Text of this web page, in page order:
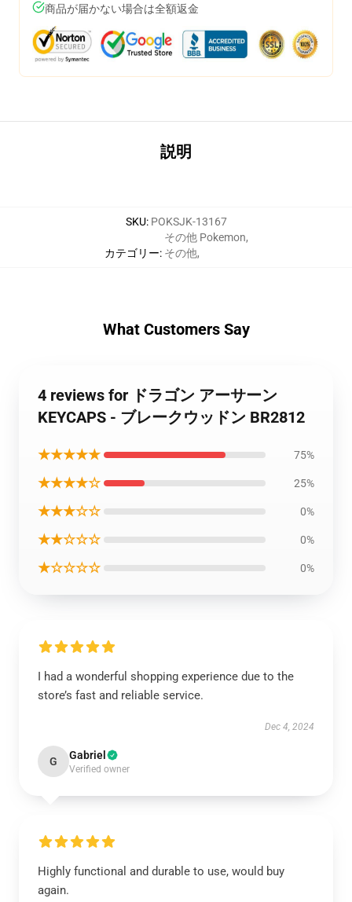
商品が届かない場合は全額返金
説明
SKU: POKSJK-13167
カテゴリー:
その他 Pokemon,
その他,
What Customers Say
4 reviews for ドラゴン アーサーン
KEYCAPS - ブレークウッドン BR2812
★★★★★ 75%
★★★★☆ 25%
★★★☆☆ 0%
★★☆☆☆ 0%
★☆☆☆☆ 0%
I had a wonderful shopping experience due to the
store’s fast and reliable service.
Dec 4, 2024
G Gabriel
Verified owner
Highly functional and durable to use, would buy
again.